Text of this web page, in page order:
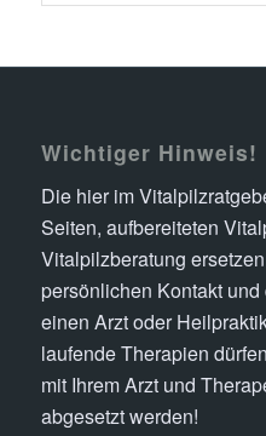
Wichtiger Hinweis!
Die hier im
Seiten, aufbereiteten
Vitalpilzberatung
persönlichen Kontakt
einen Arzt oder
laufende Therapien
mit Ihrem Arzt und
abgesetzt werden!